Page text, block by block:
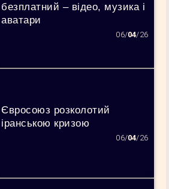
безплатний – відео, музика і
аватари
06/04/26
Євросоюз розколотий
іранською кризою
06/04/26